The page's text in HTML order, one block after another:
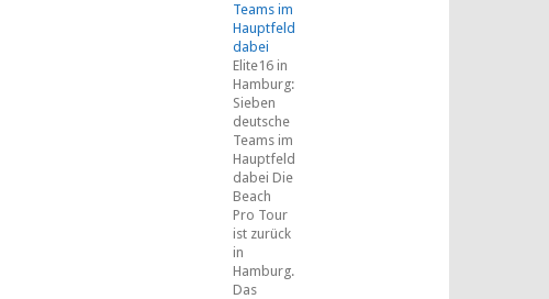
Teams im
Hauptfeld
dabei
Elite16 in
Hamburg:
Sieben
deutsche
Teams im
Hauptfeld
dabei Die
Beach
Pro Tour
ist zurück
in
Hamburg.
Das